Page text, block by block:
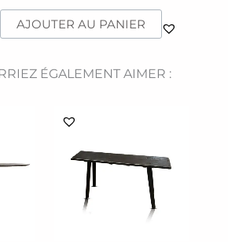
AJOUTER AU PANIER
ÉGALEMENT AIMER :
plusieurs